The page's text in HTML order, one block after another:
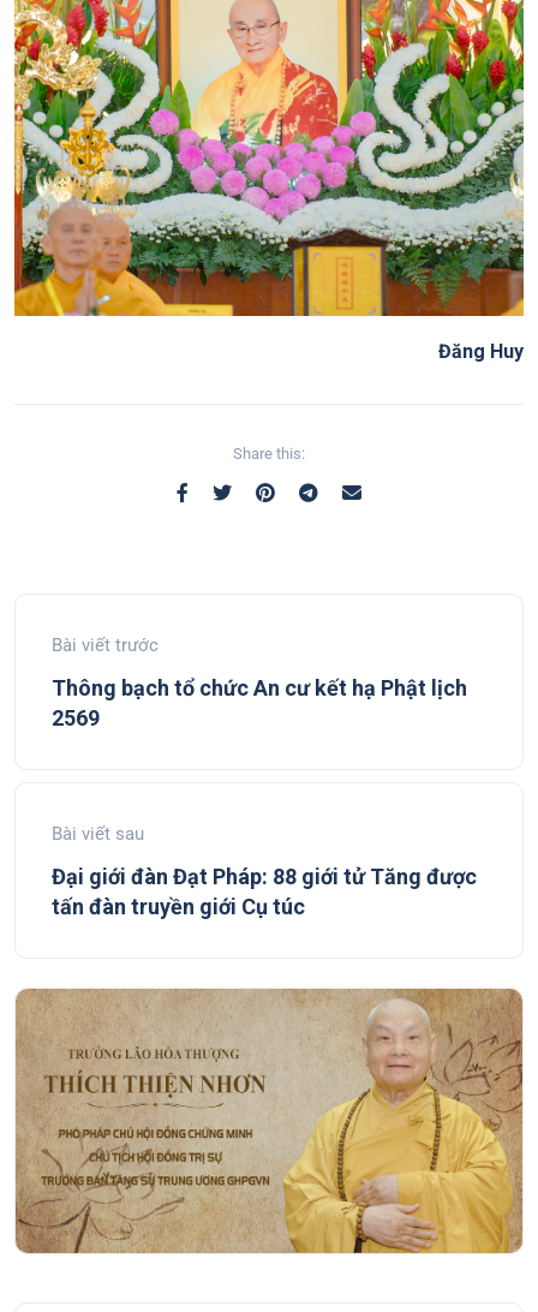
Đăng Huy
Share this:
Bài viết trước
Thông bạch tổ chức An cư kết hạ Phật lịch
2569
Bài viết sau
Đại giới đàn Đạt Pháp: 88 giới tử Tăng được
tấn đàn truyền giới Cụ túc